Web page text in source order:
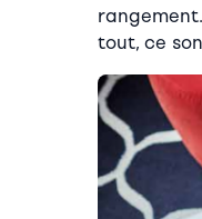
tout, ce